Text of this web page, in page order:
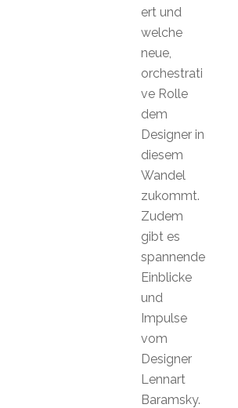
ert und
welche
neue,
orchestrati
ve Rolle
dem
Designer in
diesem
Wandel
zukommt.
Zudem
gibt es
spannende
Einblicke
und
Impulse
vom
Designer
Lennart
Baramsky.